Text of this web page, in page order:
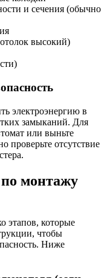
и сечения (обычно
высокий)
электроэнергию в
замыканий. Для
или выньте
проверьте отсутствие
монтажу
этапов, которые
чтобы
Ниже